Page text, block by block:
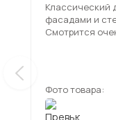
Классический
фасадами и
Смотрится
Фото товара: